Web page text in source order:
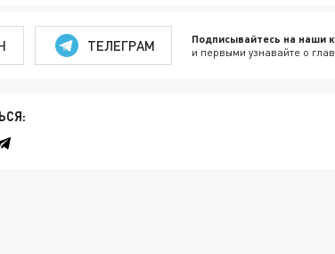
ТЕЛЕГРАМ Подписывайтесь на наши
и первыми узнавайте о